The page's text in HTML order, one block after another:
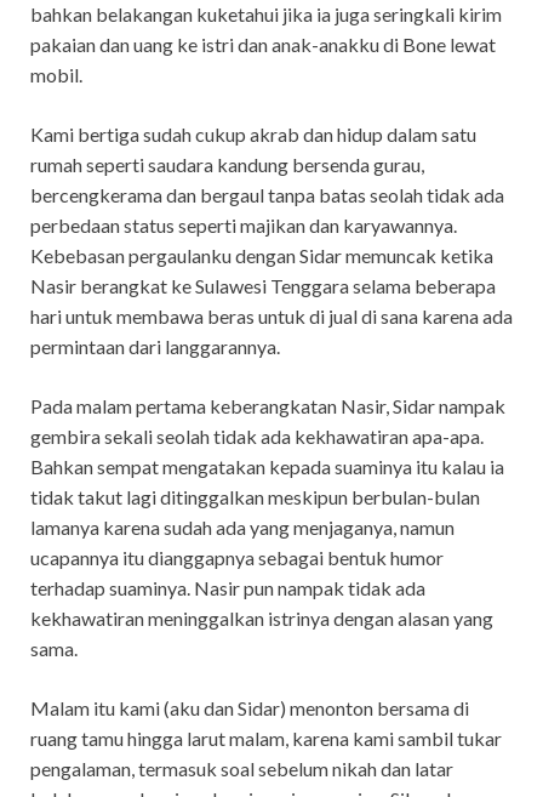
bahkan belakangan kuketahui jika ia juga seringkali kirim
pakaian dan uang ke istri dan anak-anakku di Bone lewat
mobil.
Kami bertiga sudah cukup akrab dan hidup dalam satu
rumah seperti saudara kandung bersenda gurau,
bercengkerama dan bergaul tanpa batas seolah tidak ada
perbedaan status seperti majikan dan karyawannya.
Kebebasan pergaulanku dengan Sidar memuncak ketika
Nasir berangkat ke Sulawesi Tenggara selama beberapa
hari untuk membawa beras untuk di jual di sana karena ada
permintaan dari langgarannya.
Pada malam pertama keberangkatan Nasir, Sidar nampak
gembira sekali seolah tidak ada kekhawatiran apa-apa.
Bahkan sempat mengatakan kepada suaminya itu kalau ia
tidak takut lagi ditinggalkan meskipun berbulan-bulan
lamanya karena sudah ada yang menjaganya, namun
ucapannya itu dianggapnya sebagai bentuk humor
terhadap suaminya. Nasir pun nampak tidak ada
kekhawatiran meninggalkan istrinya dengan alasan yang
sama.
Malam itu kami (aku dan Sidar) menonton bersama di
ruang tamu hingga larut malam, karena kami sambil tukar
pengalaman, termasuk soal sebelum nikah dan latar